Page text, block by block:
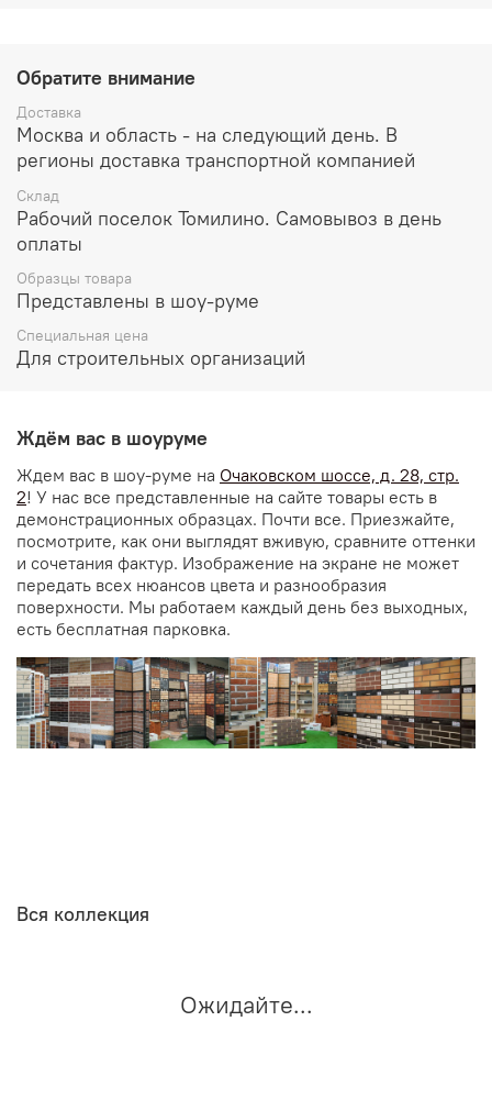
Обратите внимание
Доставка
Москва и область - на следующий день. В
регионы доставка транспортной компанией
Склад
Рабочий поселок Томилино. Самовывоз в день
оплаты
Образцы товара
Представлены в шоу-руме
Специальная цена
Для строительных организаций
Ждём вас в шоуруме
Ждем вас в шоу-руме на Очаковском шоссе, д. 28, стр.
2! У нас все представленные на сайте товары есть в
демонстрационных образцах. Почти все. Приезжайте,
посмотрите, как они выглядят вживую, сравните оттенки
и сочетания фактур. Изображение на экране не может
передать всех нюансов цвета и разнообразия
поверхности. Мы работаем каждый день без выходных,
есть бесплатная парковка.
Вся коллекция
Ожидайте...